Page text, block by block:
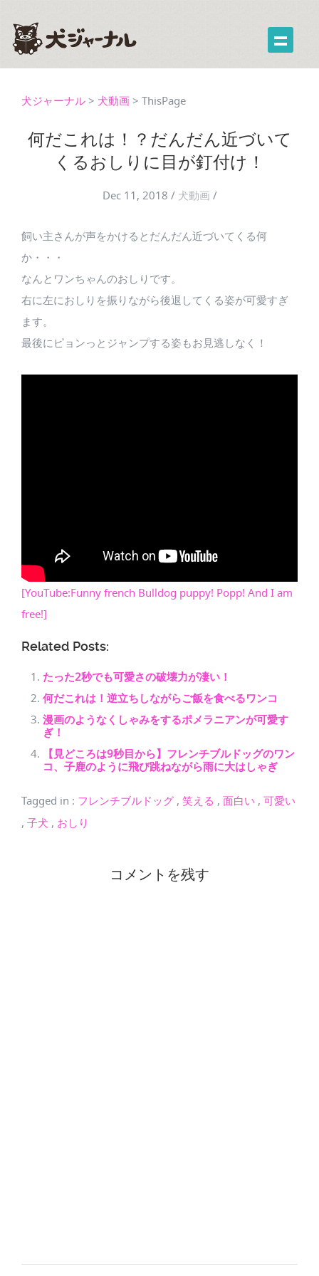
犬ジャーナル > 犬動画 > ThisPage
何だこれは！？だんだん近づいて
くるおしりに目が釘付け！
Dec 11, 2018 / 犬動画 /
飼い主さんが声をかけるとだんだん近づいてくる何
か・・・
なんとワンちゃんのおしりです。
右に左におしりを振りながら後退してくる姿が可愛すぎ
ます。
最後にピョンっとジャンプする姿もお見逃しなく！
[YouTube:Funny french Bulldog puppy! Popp! And I am
free!]
Related Posts:
たった2秒でも可愛さの破壊力が凄い！
何だこれは！逆立ちしながらご飯を食べるワンコ
漫画のようなくしゃみをするポメラニアンが可愛す
ぎ！
【見どころは9秒目から】フレンチブルドッグのワン
コ、子鹿のように飛び跳ねながら雨に大はしゃぎ
Tagged in : フレンチブルドッグ , 笑える , 面白い , 可愛い
, 子犬 , おしり
コメントを残す